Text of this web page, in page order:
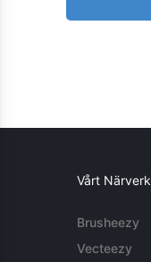
Vårt Närverk
Brusheezy
Vecteezy